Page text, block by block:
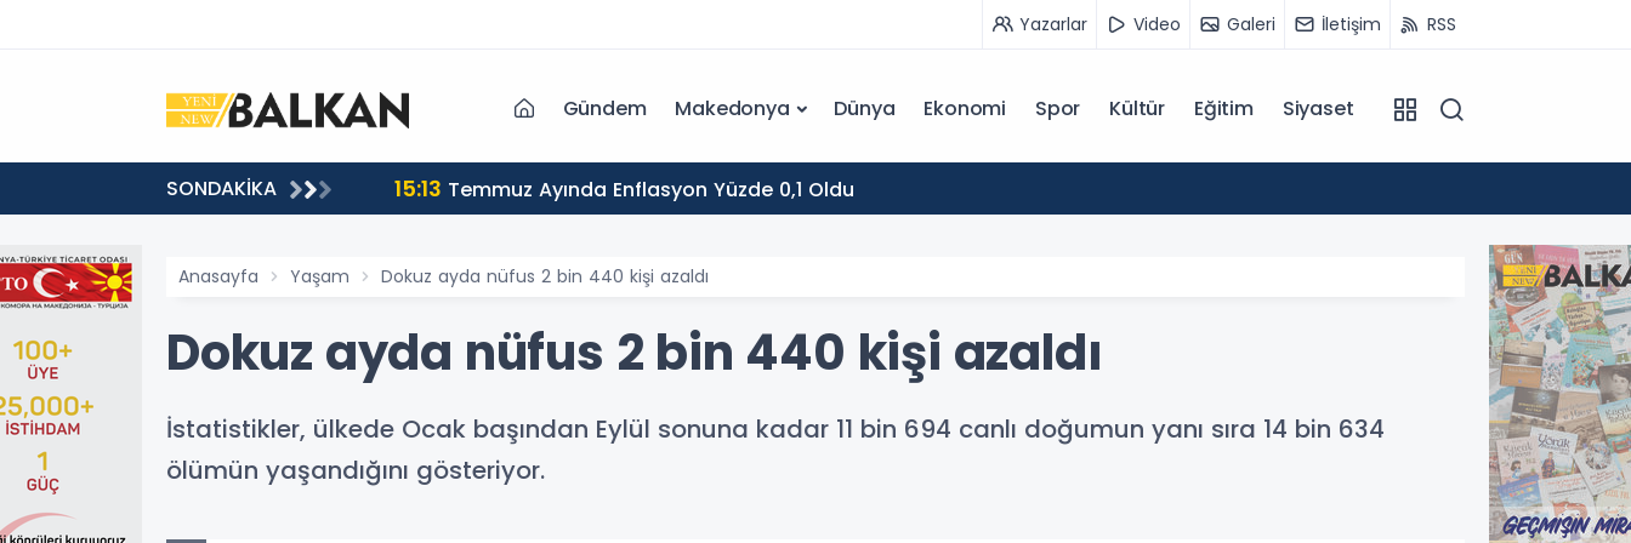
Yazarlar Video Galeri İletişim RSS
Gündem Makedonya Dünya Ekonomi Spor Kültür Eğitim Siyaset
SONDAKİKA 15:13 Temmuz Ayında Enflasyon Yüzde 0,1 Oldu
Anasayfa Yaşam Dokuz ayda nüfus 2 bin 440 kişi azaldı
Dokuz ayda nüfus 2 bin 440 kişi azaldı
İstatistikler, ülkede Ocak başından Eylül sonuna kadar 11 bin 694 canlı doğumun yanı sıra 14 bin 634
ölümün yaşandığını gösteriyor.